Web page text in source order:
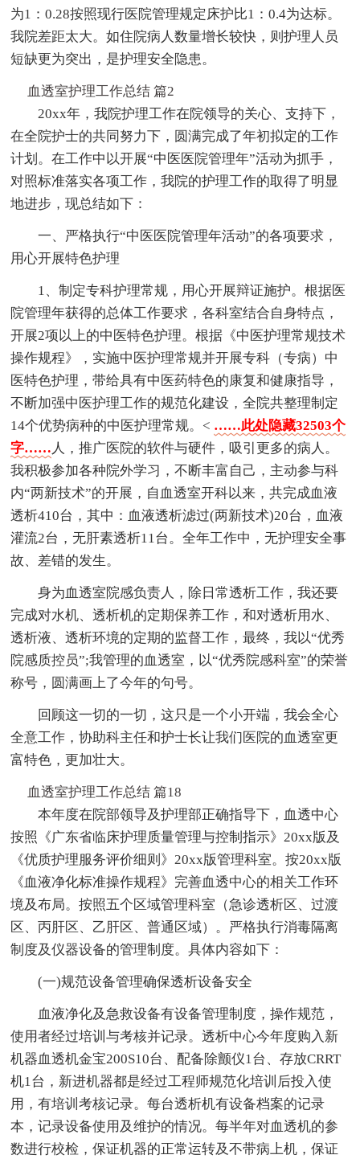
为1：0.28按照现行医院管理规定床护比1：0.4为达标。
我院差距太大。如住院病人数量增长较快，则护理人员
短缺更为突出，是护理安全隐患。
血透室护理工作总结 篇2
20xx年，我院护理工作在院领导的关心、支持下，
在全院护士的共同努力下，圆满完成了年初拟定的工作
计划。在工作中以开展“中医医院管理年”活动为抓手，
对照标准落实各项工作，我院的护理工作的取得了明显
地进步，现总结如下：
一、严格执行“中医医院管理年活动”的各项要求，
用心开展特色护理
1、制定专科护理常规，用心开展辩证施护。根据医
院管理年获得的总体工作要求，各科室结合自身特点，
开展2项以上的中医特色护理。根据《中医护理常规技术
操作规程》，实施中医护理常规并开展专科（专病）中
医特色护理，带给具有中医药特色的康复和健康指导，
不断加强中医护理工作的规范化建设，全院共整理制定
14个优势病种的中医护理常规。< ……此处隐藏32503个
字…… 人，推广医院的软件与硬件，吸引更多的病人。
我积极参加各种院外学习，不断丰富自己，主动参与科
内“两新技术”的开展，自血透室开科以来，共完成血液
透析410台，其中：血液透析滤过(两新技术)20台，血液
灌流2台，无肝素透析11台。全年工作中，无护理安全事
故、差错的发生。
身为血透室院感负责人，除日常透析工作，我还要
完成对水机、透析机的定期保养工作，和对透析用水、
透析液、透析环境的定期的监督工作，最终，我以“优秀
院感质控员”;我管理的血透室，以“优秀院感科室”的荣誉
称号，圆满画上了今年的句号。
回顾这一切的一切，这只是一个小开端，我会全心
全意工作，协助科主任和护士长让我们医院的血透室更
富特色，更加壮大。
血透室护理工作总结 篇18
本年度在院部领导及护理部正确指导下，血透中心
按照《广东省临床护理质量管理与控制指示》20xx版及
《优质护理服务评价细则》20xx版管理科室。按20xx版
《血液净化标准操作规程》完善血透中心的相关工作环
境及布局。按照五个区域管理科室（急诊透析区、过渡
区、丙肝区、乙肝区、普通区域）。严格执行消毒隔离
制度及仪器设备的管理制度。具体内容如下：
(一)规范设备管理确保透析设备安全
血液净化及急救设备有设备管理制度，操作规范，
使用者经过培训与考核并记录。透析中心今年度购入新
机器血透机金宝200S10台、配备除颤仪1台、存放CRRT
机1台，新进机器都是经过工程师规范化培训后投入使
用，有培训考核记录。每台透析机有设备档案的记录
本，记录设备使用及维护的情况。每半年对血透机的参
数进行校检，保证机器的正常运转及不带病上机，保证